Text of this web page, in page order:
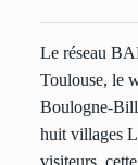
Le réseau
Toulouse, le
Boulogne-
huit villages
visiteurs,